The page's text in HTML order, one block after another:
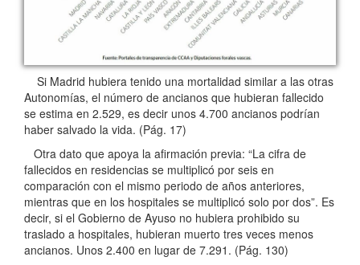
Si Madrid hubiera tenido una mortalidad similar a las otras
Autonomías, el número de ancianos que hubieran fallecido
se estima en 2.529, es decir unos 4.700 ancianos podrían
haber salvado la vida. (Pág. 17)
Otra dato que apoya la afirmación previa: “La cifra de
fallecidos en residencias se multiplicó por seis en
comparación con el mismo periodo de años anteriores,
mientras que en los hospitales se multiplicó solo por dos”. Es
decir, si el Gobierno de Ayuso no hubiera prohibido su
traslado a hospitales, hubieran muerto tres veces menos
ancianos. Unos 2.400 en lugar de 7.291. (Pág. 130)